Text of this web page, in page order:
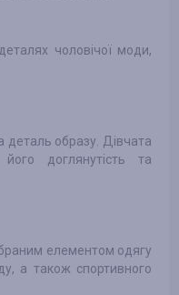
чоловічої моди,
деталь образу. Дівчата
доглянутість та
елементом одягу
а також спортивного